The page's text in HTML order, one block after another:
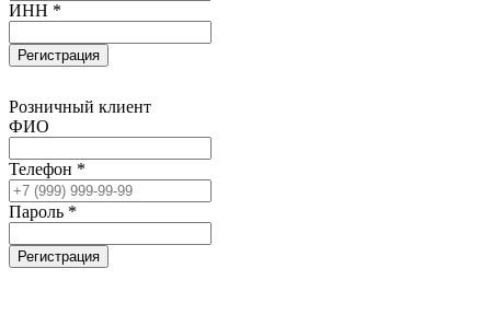
ИНН *
Регистрация
Розничный клиент
ФИО
Телефон *
Пароль *
Регистрация